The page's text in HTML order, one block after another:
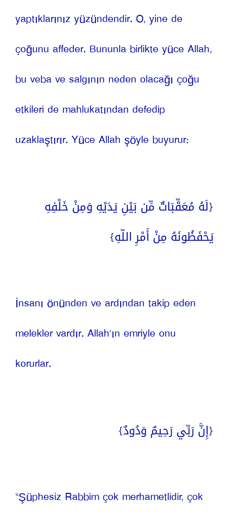
yaptıklarınız yüzündendir. O, yine de
çoğunu affeder. Bununla birlikte yüce Allah,
bu veba ve salgının neden olacağı çoğu
etkileri de mahlukatından defedip
uzaklaştırır. Yüce Allah şöyle buyurur:
يَحْفَظُونَهُ مِنْ أَمْرِ اللّهِ}
İnsanı önünden ve ardından takip eden
melekler vardır. Allah’ın emriyle onu
korurlar.
{إِنَّ رَبِّي رَحِيمٌ وَدُودٌ}
“Şüphesiz Rabbim çok merhametlidir, çok